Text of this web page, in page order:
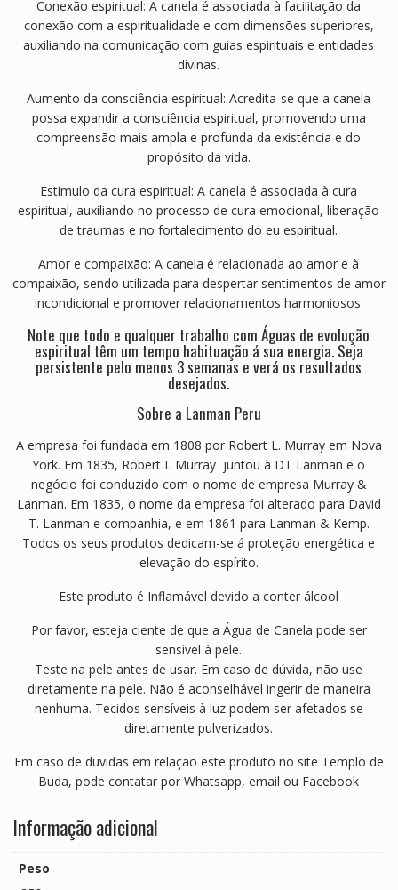
Conexão espiritual: A canela é associada à facilitação da
conexão com a espiritualidade e com dimensões superiores,
auxiliando na comunicação com guias espirituais e entidades
divinas.
Aumento da consciência espiritual: Acredita-se que a canela
possa expandir a consciência espiritual, promovendo uma
compreensão mais ampla e profunda da existência e do
propósito da vida.
Estímulo da cura espiritual: A canela é associada à cura
espiritual, auxiliando no processo de cura emocional, liberação
de traumas e no fortalecimento do eu espiritual.
Amor e compaixão: A canela é relacionada ao amor e à
compaixão, sendo utilizada para despertar sentimentos de amor
incondicional e promover relacionamentos harmoniosos.
Note que todo e qualquer trabalho com Águas de evolução
espiritual têm um tempo habituação á sua energia. Seja
persistente pelo menos 3 semanas e verá os resultados
desejados.
Sobre a Lanman Peru
A empresa foi fundada em 1808 por Robert L. Murray em Nova
York. Em 1835, Robert L Murray juntou à DT Lanman e o
negócio foi conduzido com o nome de empresa Murray &
Lanman. Em 1835, o nome da empresa foi alterado para David
T. Lanman e companhia, e em 1861 para Lanman & Kemp.
Todos os seus produtos dedicam-se á proteção energética e
elevação do espírito.
Este produto é Inflamável devido a conter álcool
Por favor, esteja ciente de que a Água de Canela pode ser
sensível à pele.
Teste na pele antes de usar. Em caso de dúvida, não use
diretamente na pele. Não é aconselhável ingerir de maneira
nenhuma. Tecidos sensíveis à luz podem ser afetados se
diretamente pulverizados.
Em caso de duvidas em relação este produto no site Templo de
Buda, pode contatar por Whatsapp, email ou Facebook
Informação adicional
Peso